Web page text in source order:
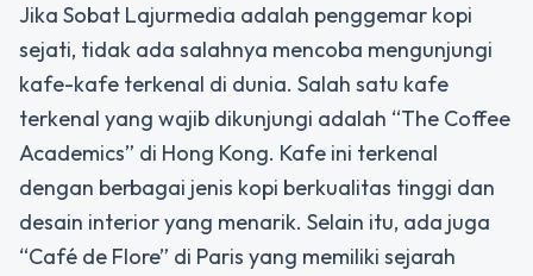
Jika Sobat Lajurmedia adalah penggemar kopi
sejati, tidak ada salahnya mencoba mengunjungi
kafe-kafe terkenal di dunia. Salah satu kafe
terkenal yang wajib dikunjungi adalah “The Coffee
Academics” di Hong Kong. Kafe ini terkenal
dengan berbagai jenis kopi berkualitas tinggi dan
desain interior yang menarik. Selain itu, ada juga
“Café de Flore” di Paris yang memiliki sejarah